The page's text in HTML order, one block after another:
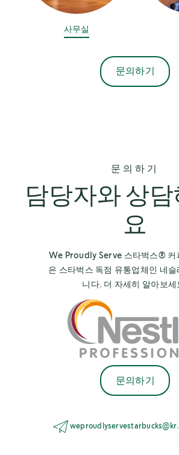
사무실
문의하기
문의하기
담당자와 상담
요
We Proudly Serve 스타벅스® 커
은 스타벅스 독점 유통업체인 네
니다. 더 자세히 알아보세
문의하기